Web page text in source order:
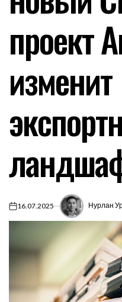
проект
изменит
on16.07.2025 Нурлан